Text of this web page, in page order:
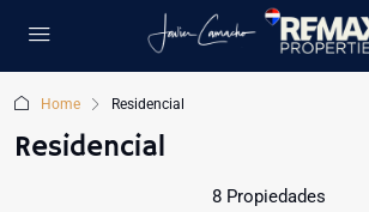
Home Residencial
Residencial
8 Propiedades